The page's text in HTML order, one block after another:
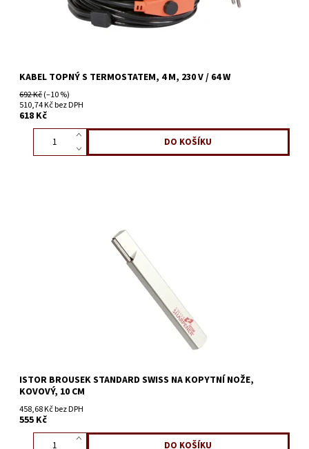
KABEL TOPNÝ S TERMOSTATEM, 4 M, 230 V / 64 W
692 Kč(–10 %)
510,74 Kč bez DPH
618 Kč
ISTOR BROUSEK STANDARD SWISS NA KOPYTNÍ NOŽE,
KOVOVÝ, 10 CM
458,68 Kč bez DPH
555 Kč